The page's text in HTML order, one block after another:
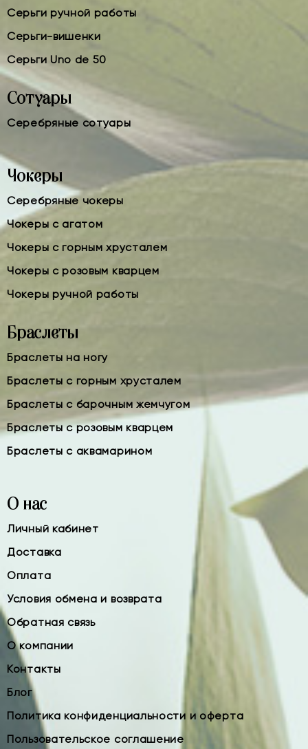
Серьги ручной работы
Серьги-вишенки
Серьги Uno de 50
Сотуары
Серебряные сотуары
Чокеры
Серебряные чокеры
Чокеры с агатом
Чокеры с горным хрусталем
Чокеры с розовым кварцем
Чокеры ручной работы
Браслеты
Браслеты на ногу
Браслеты с горным хрусталем
Браслеты с барочным жемчугом
Браслеты с розовым кварцем
Браслеты с аквамарином
О нас
Личный кабинет
Доставка
Оплата
Условия обмена и возврата
Обратная связь
О компании
Контакты
Блог
Политика конфиденциальности и оферта
Пользовательское соглашение